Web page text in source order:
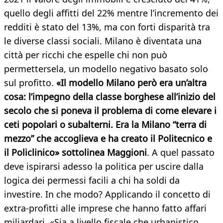
quello degli affitti del 22% mentre l’incremento dei
redditi è stato del 13%, ma con forti disparità tra
le diverse classi sociali. Milano è diventata una
città per ricchi che espelle chi non può
permettersela, un modello negativo basato solo
sul profitto. «Il modello Milano però era un’altra
cosa: l’impegno della classe borghese all’inizio del
secolo che si poneva il problema di come elevare i
ceti popolari o subalterni. Era la Milano “terra di
mezzo” che accoglieva e ha creato il Politecnico e
il Policlinico» sottolinea Maggioni. A quel passato
deve ispirarsi adesso la politica per uscire dalla
logica dei permessi facili a chi ha soldi da
investire. In che modo? Applicando il concetto di
extra-profitti alle imprese che hanno fatto affari